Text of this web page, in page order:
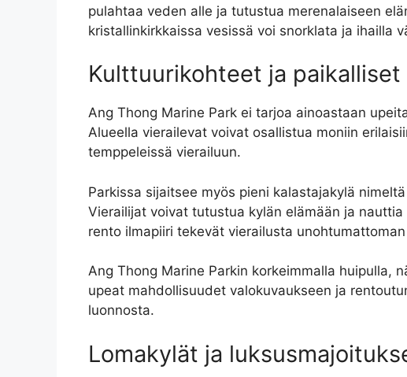
pulahtaa veden alle ja tutustua merenalaiseen
kristallinkirkkaissa vesissä voi snorklata ja ihailla
Kulttuurikohteet ja
Ang Thong Marine Park ei tarjoa ainoastaan
Alueella vierailevat voivat osallistua moniin
temppeleissä vierailuun.
Parkissa sijaitsee myös pieni kalastajakylä
Vierailijat voivat tutustua kylän elämään ja
rento ilmapiiri tekevät vierailusta
Ang Thong Marine Parkin korkeimmalla huipulla,
upeat mahdollisuudet valokuvaukseen ja
luonnosta.
Lomakylät ja